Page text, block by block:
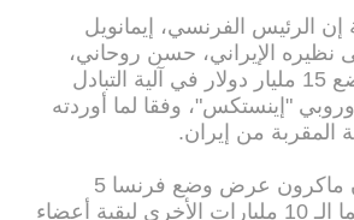
إن الرئيس الفرنسي، إيمانويل
الإيراني، حسن روحاني،
أمس، مشروعاً لوضع 15 مليار دولار في آلية التبادل
"إينستكس"، وفقا لما أوردته
المقربة من إيران.
وفي التفاصيل، فإن ماكرون عرض وضع فرنسا 5
مليارات كاعتماد فيما الـ 10 مليارات الأخرى لبقية أعضاء